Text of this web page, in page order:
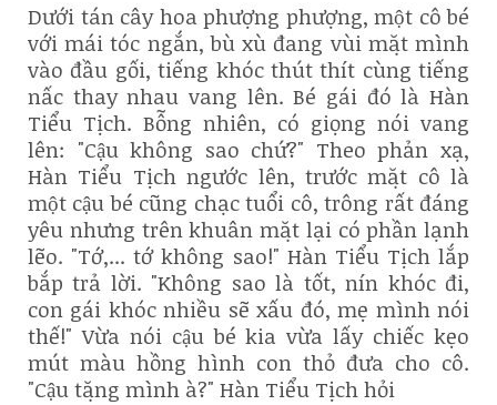
Dưới tán cây hoa phượng phượng, một cô bé
với mái tóc ngắn, bù xù đang vùi mặt mình
vào đầu gối, tiếng khóc thút thít cùng tiếng
nấc thay nhau vang lên. Bé gái đó là Hàn
Tiểu Tịch. Bỗng nhiên, có giọng nói vang
lên: "Cậu không sao chứ?" Theo phản xạ,
Hàn Tiểu Tịch ngước lên, trước mặt cô là
một cậu bé cũng chạc tuổi cô, trông rất đáng
yêu nhưng trên khuân mặt lại có phần lạnh
lẽo. "Tớ,... tớ không sao!" Hàn Tiểu Tịch lắp
bắp trả lời. "Không sao là tốt, nín khóc đi,
con gái khóc nhiều sẽ xấu đó, mẹ mình nói
thế!" Vừa nói cậu bé kia vừa lấy chiếc kẹo
mút màu hồng hình con thỏ đưa cho cô.
"Cậu tặng mình à?" Hàn Tiểu Tịch hỏi